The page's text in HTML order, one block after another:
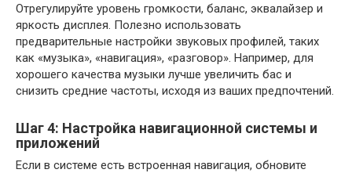
Отрегулируйте уровень громкости, баланс, эквалайзер и
яркость дисплея. Полезно использовать
предварительные настройки звуковых профилей, таких
как «музыка», «навигация», «разговор». Например, для
хорошего качества музыки лучше увеличить бас и
снизить средние частоты, исходя из ваших предпочтений.
Шаг 4: Настройка навигационной системы и
приложений
Если в системе есть встроенная навигация, обновите